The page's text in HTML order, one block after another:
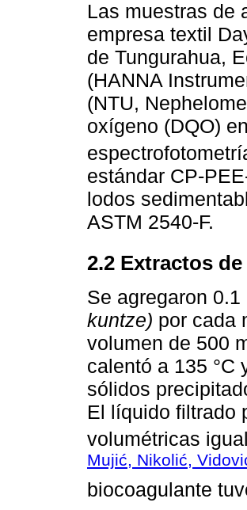
Las muestras de
empresa textil
de Tungurahua,
(HANNA
(NTU,
oxígeno (DQO)
estándar CP-
lodos
ASTM 2540-F.
2.2 Extractos
Se agregaron
kuntze) por cada
volumen de 500
calentó a 135 °C
sólidos
El líquido filtrado
volumétricas
Mujić, Nikolić,
biocoagulante